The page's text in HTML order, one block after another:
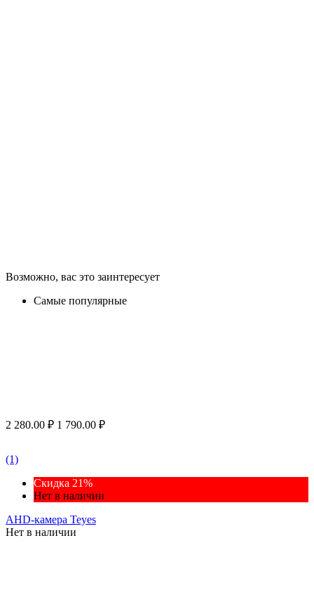
Возможно, вас это заинтересует
Самые популярные
2 280.00 ₽ 1 790.00 ₽
(1)
Скидка 21%
Нет в наличии
AHD-камера Teyes
Нет в наличии